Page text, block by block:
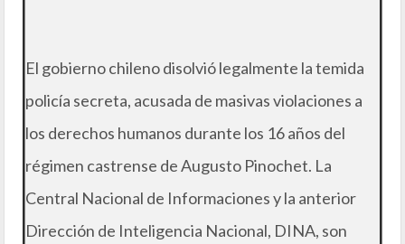
El gobierno chileno disolvió legalmente la temida
policía secreta, acusada de masivas violaciones a
los derechos humanos durante los 16 años del
régimen castrense de Augusto Pinochet. La
Central Nacional de Informaciones y la anterior
Dirección de Inteligencia Nacional, DINA, son